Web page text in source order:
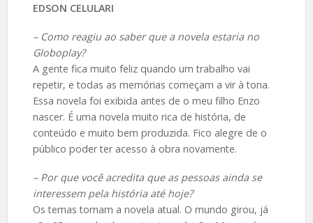
EDSON CELULARI
– Como reagiu ao saber que a novela estaria no
Globoplay?
A gente fica muito feliz quando um trabalho vai
repetir, e todas as memórias começam a vir à tona.
Essa novela foi exibida antes de o meu filho Enzo
nascer. É uma novela muito rica de história, de
conteúdo e muito bem produzida. Fico alegre de o
público poder ter acesso à obra novamente.
– Por que você acredita que as pessoas ainda se
interessem pela história até hoje?
Os temas tornam a novela atual. O mundo girou, já